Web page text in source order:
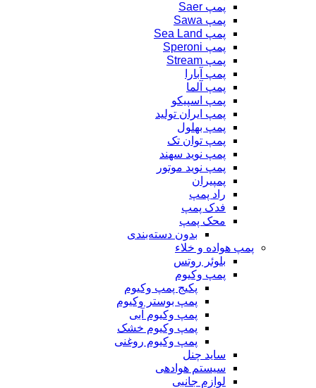
پمپ Saer
پمپ Sawa
پمپ Sea Land
پمپ Speroni
پمپ Stream
پمپ آبارا
پمپ آلما
پمپ اسپیکو
پمپ ایران تولید
پمپ بهلول
پمپ توان تک
پمپ نوید سهند
پمپ نوید موتور
پمپیران
راد پمپ
فدک پمپ
محک پمپ
بدون دسته‌بندی
پمپ هواده و خلاء
بلوئر روتس
پمپ وکیوم
پکیج پمپ وکیوم
پمپ بوستر وکیوم
پمپ وکیوم آبی
پمپ وکیوم خشک
پمپ وکیوم روغنی
ساید چنل
سیستم هوادهی
لوازم جانبی